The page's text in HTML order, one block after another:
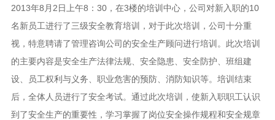
2013年8月2日上午8：30，在3楼的培训中心，公司对新入职的10
名新员工进行了三级安全教育培训，对于此次培训，公司十分重
视，特意聘请了管理咨询公司的安全生产顾问进行培训。此次培训
的主要内容是安全生产法律法规、安全隐患、安全防护、班组建
设、员工权利与义务、职业危害的预防、消防知识等。培训结束
后，全体人员进行了安全考试。通过此次培训，使新入职职工认识
到了安全生产的重要性，学习掌握了岗位安全操作规程和安全规章